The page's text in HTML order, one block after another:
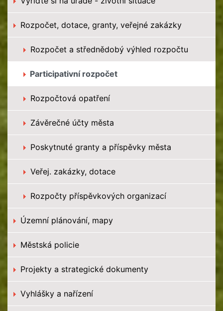
Rozpočet, dotace, granty, veřejné zakázky
Rozpočet a střednědobý výhled rozpočtu
Participativní rozpočet
Rozpočtová opatření
Závěrečné účty města
Poskytnuté granty a příspěvky města
Veřej. zakázky, dotace
Rozpočty příspěvkových organizací
Územní plánování, mapy
Městská policie
Projekty a strategické dokumenty
Vyhlášky a nařízení